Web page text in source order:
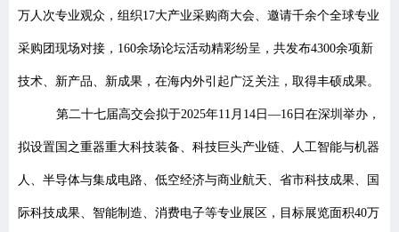
万人次专业观众，组织17大产业采购商大会、邀请千余个全球专业
采购团现场对接，160余场论坛活动精彩纷呈，共发布4300余项新
技术、新产品、新成果，在海内外引起广泛关注，取得丰硕成果。
第二十七届高交会拟于2025年11月14日—16日在深圳举办，
拟设置国之重器重大科技装备、科技巨头产业链、人工智能与机器
人、半导体与集成电路、低空经济与商业航天、省市科技成果、国
际科技成果、智能制造、消费电子等专业展区，目标展览面积40万